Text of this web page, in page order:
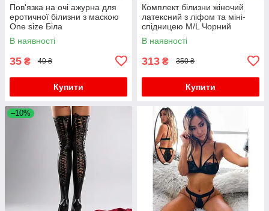
Пов'язка на очі ажурна для
еротичної білизни з маскою
One size Біла
В наявності
35 ₴ 40 ₴
Купити
Комплект білизни жіночий
латексний з ліфом та міні-
спідницею M/L Чорний
В наявності
313 ₴ 350 ₴
Купити
–10%